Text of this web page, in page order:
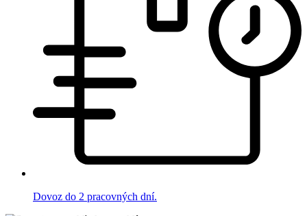
Dovoz do 2 pracovných dní.